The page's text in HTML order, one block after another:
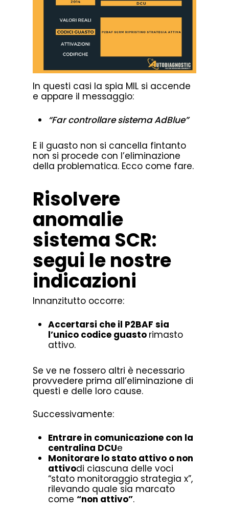
In questi casi la spia MIL si accende
e appare il messaggio:
“Far controllare sistema AdBlue”
E il guasto non si cancella fintanto
non si procede con l’eliminazione
della problematica. Ecco come fare.
Risolvere
anomalie
sistema SCR:
segui le nostre
indicazioni
Innanzitutto occorre:
Accertarsi che il P2BAF sia
l’unico codice guasto rimasto
attivo.
Se ve ne fossero altri è necessario
provvedere prima all’eliminazione di
questi e delle loro cause.
Successivamente:
Entrare in comunicazione con la
centralina DCUe
Monitorare lo stato attivo o non
attivodi ciascuna delle voci
“stato monitoraggio strategia x”,
rilevando quale sia marcato
come “non attivo”.